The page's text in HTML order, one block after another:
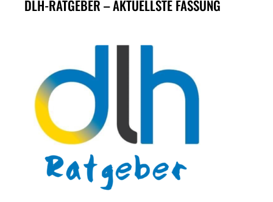
DLH-RATGEBER – AKTUELLSTE FASSUNG